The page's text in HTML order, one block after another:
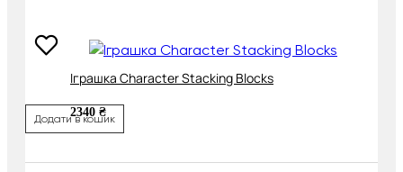
Іграшка Character Stacking Blocks
2340 ₴
Додати в кошик